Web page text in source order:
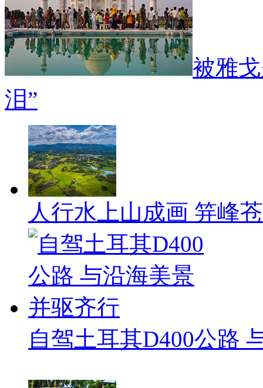
被雅
泪”
人行水上山成画 笄峰
自驾土耳其D400公路